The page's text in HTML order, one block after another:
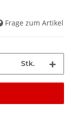
Frage zum Artikel
Stk.